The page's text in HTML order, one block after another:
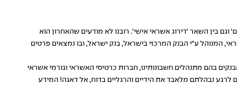
בין השאר 'דירוג אשראי אישי'. רובנו לא מודעים שהאחרון הוא
, המנוהל ע"י הבנק המרכזי בישראל, בנק ישראל, ובו נמצאים פרטים
בהם מתנהלים חשבונותינו, חברות כרטיסי האשראי וגורמי אשראי
לרגע נבהלתם מלאבד את הידיים והרגליים בדוח, אל דאגה! המידע